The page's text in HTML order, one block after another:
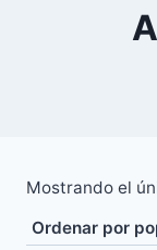
Mostrando el